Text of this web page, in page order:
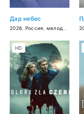
Дар небес
2026 Россия мелодрама
HD